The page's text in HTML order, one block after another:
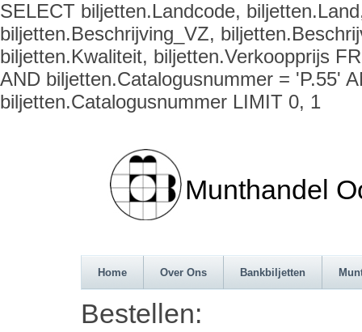
SELECT biljetten.Landcode,
biljetten.Beschrijving_VZ,
biljetten.Kwaliteit, biljetten.Verkoopprijs
AND biljetten.Catalogusnummer = 'P.55'
biljetten.Catalogusnummer LIMIT 0, 1
Munthandel
Home Over Ons Bankbiljetten
Bestellen: